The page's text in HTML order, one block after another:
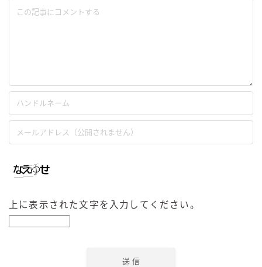
上に表示された文字を入力してください。